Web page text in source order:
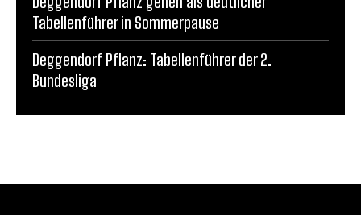
Tabellenführer in Sommerpause
Deggendorf Pflanz: Tabellenführer der 2.
Bundesliga